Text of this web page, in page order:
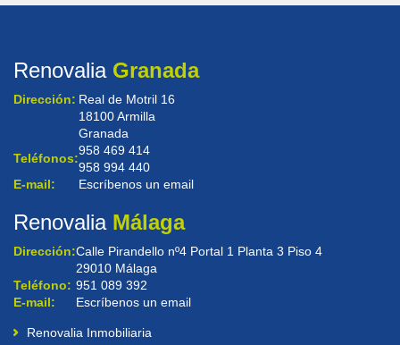
Renovalia Granada
Dirección: Real de Motril 16
18100 Armilla
Granada
Teléfonos:
958 469 414
958 994 440
E-mail:
Escríbenos un email
Renovalia Málaga
Dirección:Calle Pirandello nº4 Portal 1 Planta 3 Piso 4
29010 Málaga
Teléfono: 951 089 392
E-mail:
Escríbenos un email
Renovalia Inmobiliaria